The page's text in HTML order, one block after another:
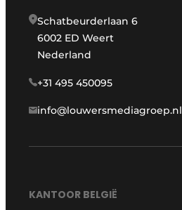
Schatbeurderlaan 6
6002 ED Weert
Nederland
+31 495 450095
info@louwersmediagroep.nl
KANTOOR BELGIË